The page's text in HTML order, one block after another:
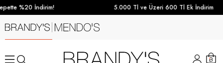
%20 İndirim! 5.000 Tl ve Üzeri 600 Tl Ek İndirim